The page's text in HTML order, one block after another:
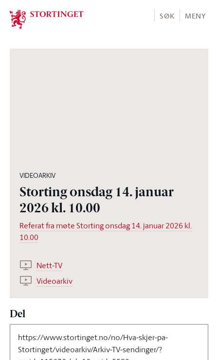
Stortinget.no
SØK MENY
VIDEOARKIV
Storting onsdag 14. januar
2026 kl. 10.00
Referat fra møte Storting onsdag 14. januar 2026 kl.
10.00
Nett-TV
Videoarkiv
Del